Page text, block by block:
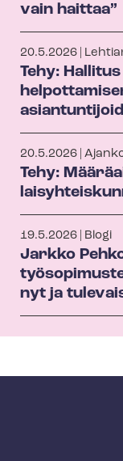
vain haittaa”
20.5.2026 |
Tehy:
20.5.2026 |
Tehy:
19.5.2026 | Blogi
Jarkko
nyt ja